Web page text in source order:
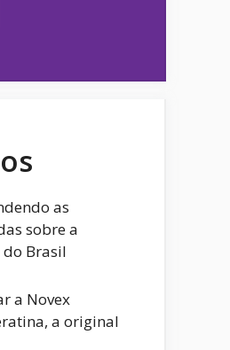
as
sobre a
Brasil
a Novex
a original